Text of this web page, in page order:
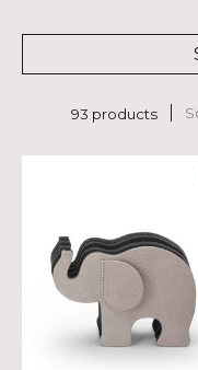
93 products